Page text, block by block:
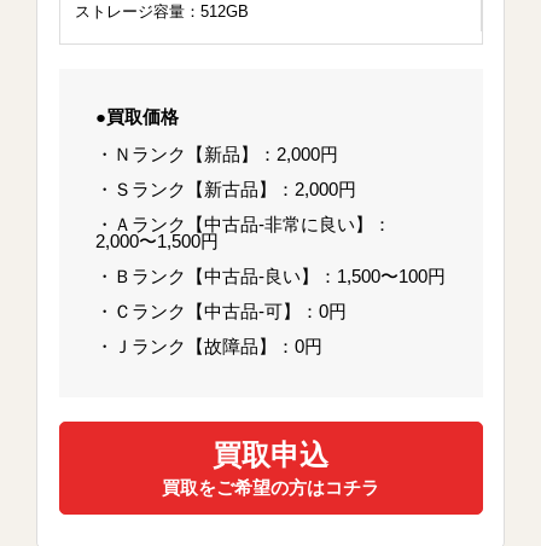
ストレージ容量：512GB
●買取価格
・Ｎランク【新品】：2,000円
・Ｓランク【新古品】：2,000円
・Ａランク【中古品-非常に良い】：
2,000〜1,500円
・Ｂランク【中古品-良い】：1,500〜100円
・Ｃランク【中古品-可】：0円
・Ｊランク【故障品】：0円
買取申込
買取をご希望の方はコチラ